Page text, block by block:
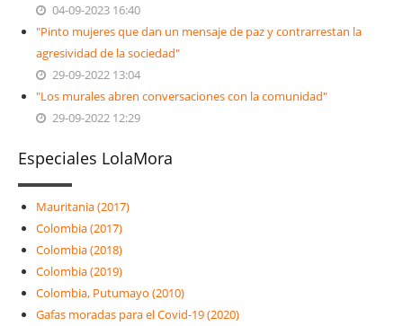
04-09-2023 16:40
"Pinto mujeres que dan un mensaje de paz y contrarrestan la
agresividad de la sociedad"
29-09-2022 13:04
"Los murales abren conversaciones con la comunidad"
29-09-2022 12:29
Especiales LolaMora
Mauritania (2017)
Colombia (2017)
Colombia (2018)
Colombia (2019)
Colombia, Putumayo (2010)
Gafas moradas para el Covid-19 (2020)